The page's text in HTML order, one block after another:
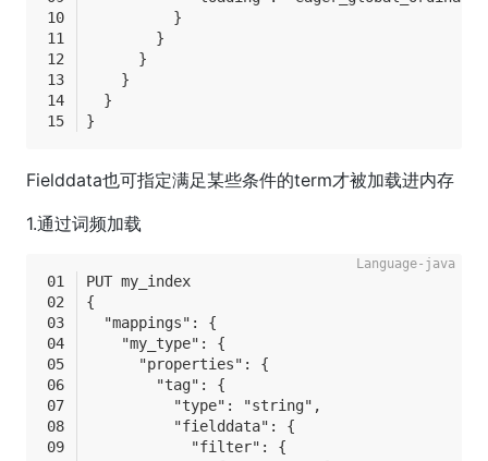
          }
        }
      }
    }
  }
}
Fielddata也可指定满足某些条件的term才被加载进内存
1.通过词频加载
PUT my_index
{
  "mappings": {
    "my_type": {
      "properties": {
        "tag": {
          "type": "string",
          "fielddata": {
            "filter": {